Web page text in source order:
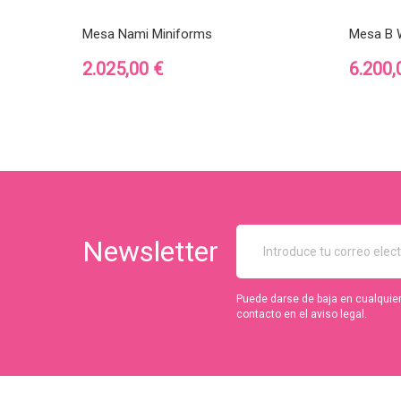
Mesa Nami Miniforms
Precio
2.025,00 €
Mesa B
Precio
Newsletter
Puede darse de baja en
contacto en el aviso legal.